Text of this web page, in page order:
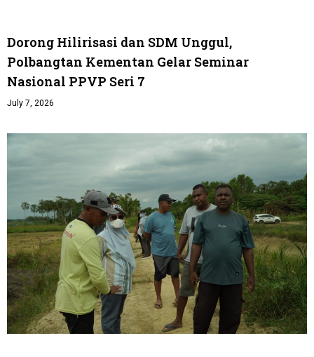
Dorong Hilirisasi dan SDM Unggul,
Polbangtan Kementan Gelar Seminar
Nasional PPVP Seri 7
July 7, 2026